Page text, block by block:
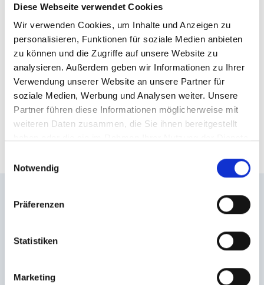
Diese Webseite verwendet Cookies
Wir verwenden Cookies, um Inhalte und Anzeigen zu
personalisieren, Funktionen für soziale Medien anbieten
zu können und die Zugriffe auf unsere Website zu
analysieren. Außerdem geben wir Informationen zu Ihrer
Verwendung unserer Website an unsere Partner für
soziale Medien, Werbung und Analysen weiter. Unsere
Partner führen diese Informationen möglicherweise mit
weiteren Daten zusammen, die Sie ihnen bereitgestellt
Notwendig
Präferenzen
Statistiken
Marketing
um den Spirit hochzuhalten. Um den Skirennsport
oder auch das Powdern zu befeuern. Alles ist
connected.“ Genau das macht Skigastein. It
connects.
Vorgestellt: Julia Mancuso
Die US-amerikanische Skirennläuferin kann auf eine
großartige Karriere voller Erfolge zurückblicken:
Geburtsdatum und Herkunft:
geboren am 9.